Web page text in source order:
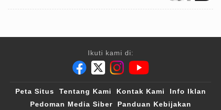
Ikuti kami di:
Peta Situs Tentang Kami Kontak Kami
Info Iklan
Pedoman Media Siber
Panduan Kebijakan